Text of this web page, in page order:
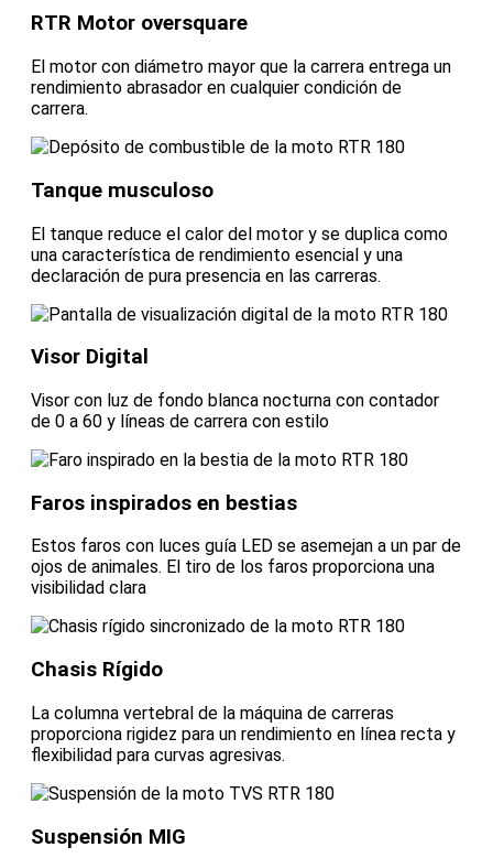
RTR Motor oversquare
El motor con diámetro mayor que la carrera entrega un
rendimiento abrasador en cualquier condición de
carrera.
Tanque musculoso
El tanque reduce el calor del motor y se duplica como
una característica de rendimiento esencial y una
declaración de pura presencia en las carreras.
Visor Digital
Visor con luz de fondo blanca nocturna con contador
de 0 a 60 y líneas de carrera con estilo
Faros inspirados en bestias
Estos faros con luces guía LED se asemejan a un par de
ojos de animales. El tiro de los faros proporciona una
visibilidad clara
Chasis Rígido
La columna vertebral de la máquina de carreras
proporciona rigidez para un rendimiento en línea recta y
flexibilidad para curvas agresivas.
Suspensión MIG